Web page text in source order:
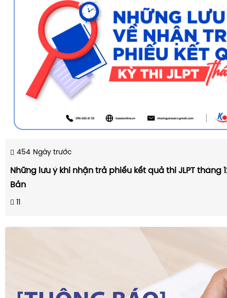
454 Ngày trước
Những lưu ý khi nhận trả phiếu kết quả thi JLPT tháng
Bản
11